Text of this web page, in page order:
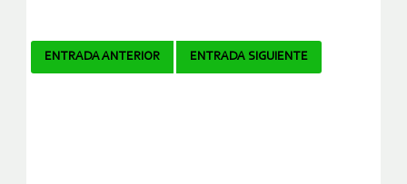
Navegador
ENTRADA ANTERIOR ENTRADA SIGUIENTE